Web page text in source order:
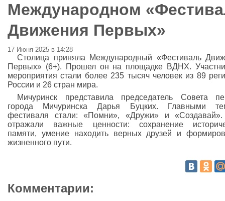
Международном
Движения Первых»
17 Июня 2025 в 14:28
Столица приняла Международный «Фестиваль
Первых» (6+). Прошел он на площадке ВДНХ.
мероприятия стали более 235 тысяч человек из 89
России и 26 стран мира.
Мичуринск представила председатель Совета
города Мичуринска Дарья Буцких. Главными
фестиваля стали: «Помни», «Дружи» и
отражали важные ценности: сохранение
памяти, умение находить верных друзей и
жизненного пути.
Комментарии: